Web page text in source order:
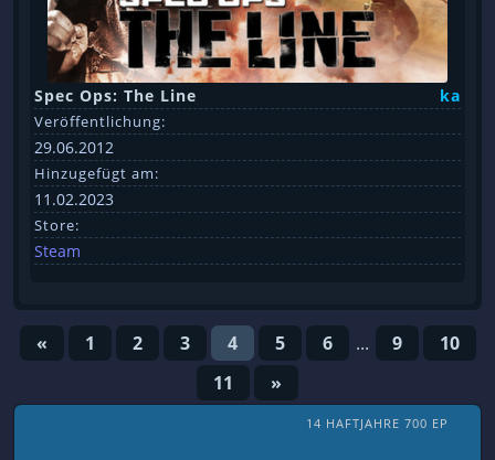
Spec Ops: The Line ka
Veröffentlichung:
29.06.2012
Hinzugefügt am:
11.02.2023
Store:
Steam
« 1 2 3 4 5 6 ... 9
10
11
»
14 HAFTJAHRE 700 EP